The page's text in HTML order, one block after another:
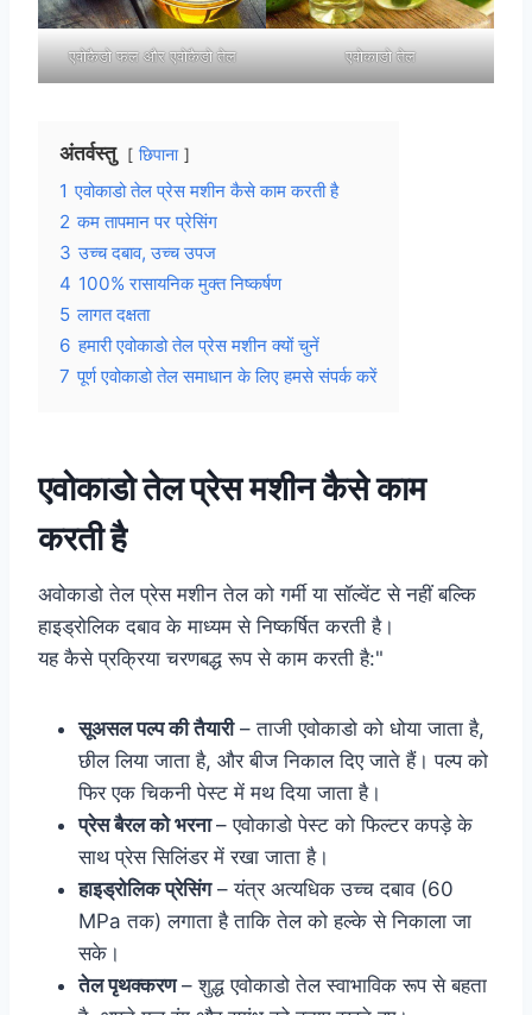
एवोकैडो फल और एवोकैडो तेल एवोकाडो तेल
अंतर्वस्तु छिपाना
1 एवोकाडो तेल प्रेस मशीन कैसे काम करती है
2 कम तापमान पर प्रेसिंग
3 उच्च दबाव, उच्च उपज
4 100% रासायनिक मुक्त निष्कर्षण
5 लागत दक्षता
6 हमारी एवोकाडो तेल प्रेस मशीन क्यों चुनें
7 पूर्ण एवोकाडो तेल समाधान के लिए हमसे संपर्क करें
एवोकाडो तेल प्रेस मशीन कैसे काम
करती है
अवोकाडो तेल प्रेस मशीन तेल को गर्मी या सॉल्वेंट से नहीं बल्कि
हाइड्रोलिक दबाव के माध्यम से निष्कर्षित करती है।
यह कैसे प्रक्रिया चरणबद्ध रूप से काम करती है:"
सूअसल पल्प की तैयारी– ताजी एवोकाडो को धोया जाता है,
छील लिया जाता है, और बीज निकाल दिए जाते हैं। पल्प को
फिर एक चिकनी पेस्ट में मथ दिया जाता है।
प्रेस बैरल को भरना– एवोकाडो पेस्ट को फिल्टर कपड़े के
साथ प्रेस सिलिंडर में रखा जाता है।
हाइड्रोलिक प्रेसिंग– यंत्र अत्यधिक उच्च दबाव (60
MPa तक) लगाता है ताकि तेल को हल्के से निकाला जा
सके।
तेल पृथक्करण– शुद्ध एवोकाडो तेल स्वाभाविक रूप से बहता